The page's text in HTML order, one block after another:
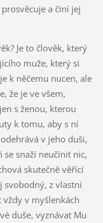
a činí jej
Je to člověk, který
muže, který si
k něčemu nucen, ale
že je ve všem,
s ženou, kterou
k tomu, aby s ní
v jeho duši,
se snaží neučinit nic,
skutečně věřící
svobodný, z vlastní
v myšlenkách
duše, vyznávat Mu